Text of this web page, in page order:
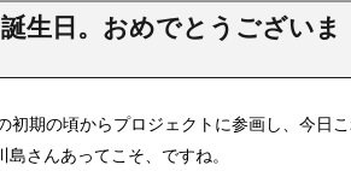
生日。おめでとうございま
期の頃からプロジェクトに参画し、今日
さんあってこそ、ですね。